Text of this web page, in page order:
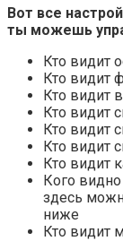
Вот все
ты можешь
Кто видит
Кто видит
Кто видит
Кто видит
Кто видит
Кто видит
Кто видит
Кого
здесь
ниже
Кто видит